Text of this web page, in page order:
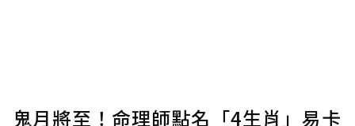
鬼月將至！命理師點名「4生肖」易卡